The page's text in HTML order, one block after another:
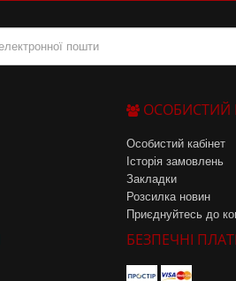
ОСОБИСТИЙ
Особистий кабінет
Історія замовлень
Закладки
Розсилка новин
Приєднуйтесь до
БЕЗПЕЧНІ